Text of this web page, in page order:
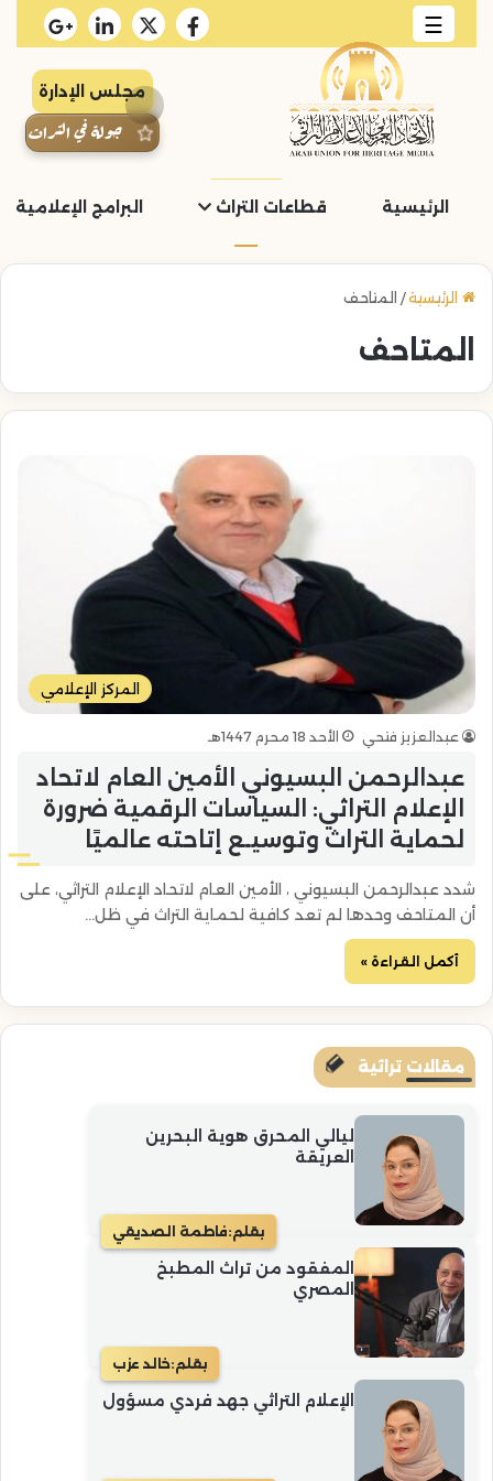
☰
مجلس الإدارة
جولة في التراث
الرئيسية قطاعات التراث البرامج الإعلامية
الرئيسية/ المتاحف
المتاحف
المركز الإعلامي
عبدالعزيز فتحي الأحد 18 محرم 1447هـ
عبدالرحمن البسيوني الأمين العام لاتحاد
الإعلام التراثي: السياسات الرقمية ضرورة
لحماية التراث وتوسيـع إتاحته عالميًا
شدد عبدالرحمن البسيوني ، الأمين العام لاتحاد الإعلام التراثي، على
أن المتاحف وحدها لم تعد كافية لحماية التراث في ظل…
أكمل القراءة »
مقالات تراثية
ليالي المحرق هوية البحرين
العريقة
بقلم:فاطمة الصديقي
المفقود من تراث المطبخ
المصري
بقلم:خالد عزب
الإعلام التراثي جهد فردي مسؤول